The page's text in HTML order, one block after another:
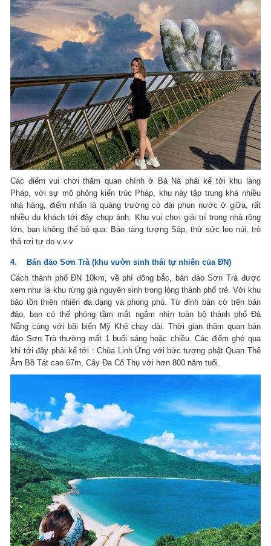
Các điểm vui chơi thăm quan chính ở Bà Nà phải kể tới khu làng
Pháp, với sự mô phỏng kiến trúc Pháp, khu này tập trung khá nhiều
nhà hàng, điểm nhấn là quảng trường có đài phun nước ở giữa, rất
nhiều du khách tới đây chụp ảnh. Khu vui chơi giải trí trong nhà rộng
lớn, bạn không thể bỏ qua: Bảo tàng tượng Sáp, thử sức leo núi, trò
thả rơi tự do v.v.v
4. Bán đảo Sơn Trà (khu vườn sinh thái tự nhiên của ĐN)
Cách thành phố ĐN 10km, về phí đông bắc, bán đảo Sơn Trà được
xem như là khu rừng già nguyên sinh trong lòng thành phố trẻ. Với khu
bảo tồn thiên nhiên đa dạng và phong phú. Từ đỉnh bàn cờ trên bán
đảo, bạn có thể phóng tầm mắt ngắm nhìn toàn bộ thành phố Đà
Nẵng cùng với bãi biển Mỹ Khê chạy dài. Thời gian thăm quan bán
đảo Sơn Trà thường mất 1 buổi sáng hoặc chiều. Các điểm ghé qua
khi tới đây phải kể tới : Chùa Linh Ứng với bức tượng phật Quan Thế
Âm Bồ Tát cao 67m, Cây Đa Cổ Thụ với hơn 800 năm tuổi.